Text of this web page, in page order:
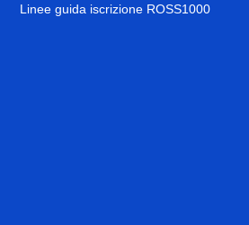
Linee guida iscrizione ROSS1000